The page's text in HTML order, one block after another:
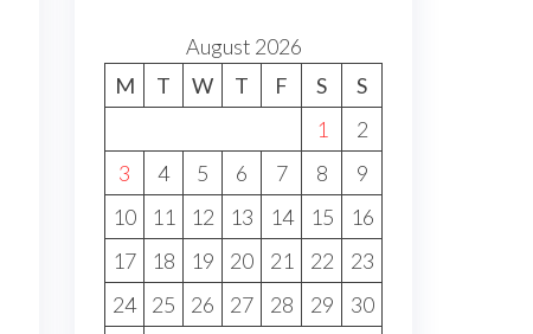
August 2026
M
T W T F S
S
1
2
3
4 5 6 7 8
9
10
11 12 13 14 15
16
17
18 19 20 21 22
23
24
25 26 27 28 29
30